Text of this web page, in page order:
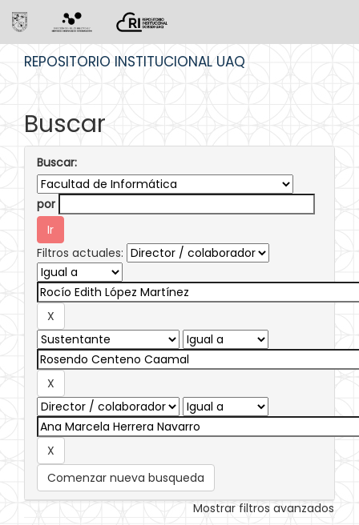
REPOSITORIO INSTITUCIONAL UAQ
Buscar
Buscar:
por
Filtros actuales:
Comenzar nueva busqueda
Mostrar filtros avanzados